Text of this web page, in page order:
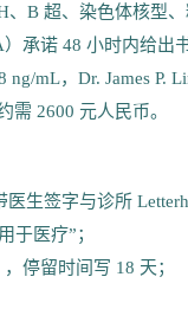
、B 超、染色体核型
承诺 48 小时内给出
mL，Dr. James P.
2600 元人民币。
生签字与诊所
于医疗”；
停留时间写 18 天；